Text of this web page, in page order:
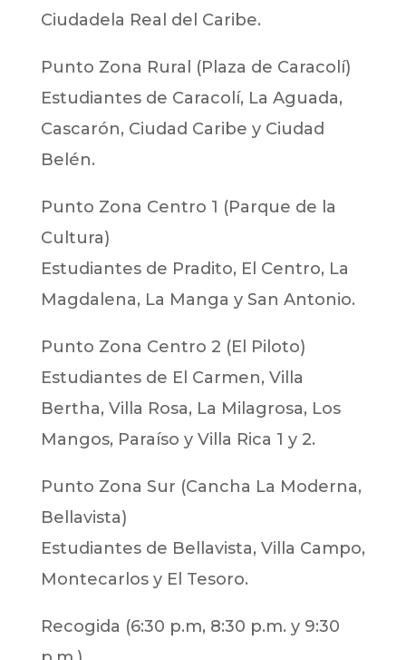
Ciudadela Real del Caribe.
Punto Zona Rural (Plaza de Caracolí)
Estudiantes de Caracolí, La Aguada,
Cascarón, Ciudad Caribe y Ciudad
Belén.
Punto Zona Centro 1 (Parque de la
Cultura)
Estudiantes de Pradito, El Centro, La
Magdalena, La Manga y San Antonio.
Punto Zona Centro 2 (El Piloto)
Estudiantes de El Carmen, Villa
Bertha, Villa Rosa, La Milagrosa, Los
Mangos, Paraíso y Villa Rica 1 y 2.
Punto Zona Sur (Cancha La Moderna,
Bellavista)
Estudiantes de Bellavista, Villa Campo,
Montecarlos y El Tesoro.
Recogida (6:30 p.m, 8:30 p.m. y 9:30